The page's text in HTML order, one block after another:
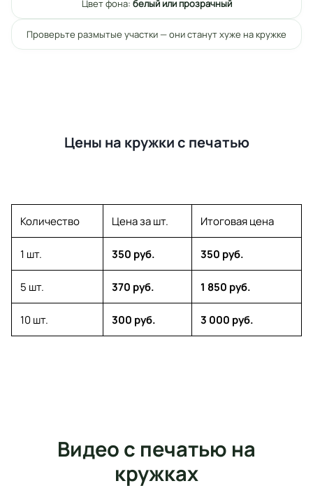
Цвет фона: белый или прозрачный
Проверьте размытые участки — они станут хуже на кружке
Цены на кружки с печатью
Количество Цена за шт. Итоговая цена
1 шт. 350 руб. 350 руб.
5 шт. 370 руб. 1 850 руб.
10 шт. 300 руб. 3 000 руб.
Видео с печатью на
кружках